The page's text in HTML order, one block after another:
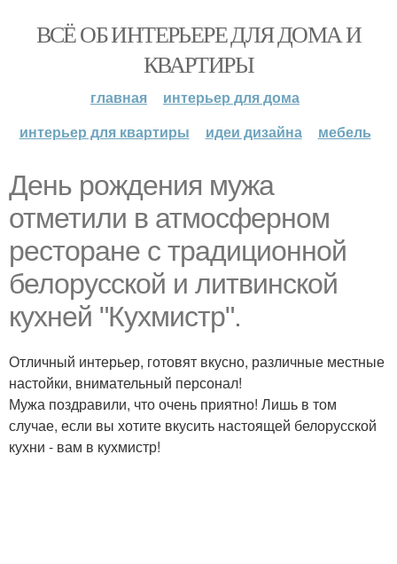
ВСЁ ОБ ИНТЕРЬЕРЕ ДЛЯ ДОМА И
КВАРТИРЫ
главная
интерьер для дома
интерьер для квартиры
идеи дизайна мебель
День рождения мужа
отметили в атмосферном
ресторане с традиционной
белорусской и литвинской
кухней "Кухмистр".
Отличный интерьер, готовят вкусно, различные местные
настойки, внимательный персонал!
Мужа поздравили, что очень приятно! Лишь в том
случае, если вы хотите вкусить настоящей белорусской
кухни - вам в кухмистр!